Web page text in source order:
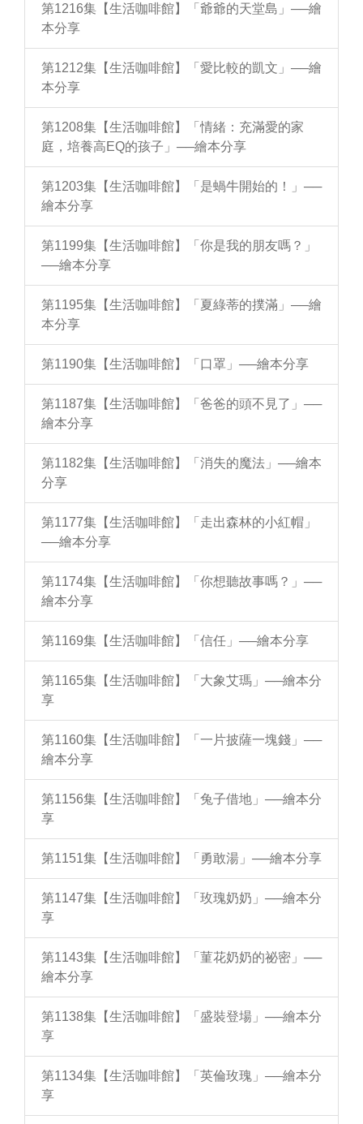
第1216集【生活咖啡館】「爺爺的天堂島」──繪
本分享
第1212集【生活咖啡館】「愛比較的凱文」──繪
本分享
第1208集【生活咖啡館】「情緒：充滿愛的家
庭，培養高EQ的孩子」──繪本分享
第1203集【生活咖啡館】「是蝸牛開始的！」──
繪本分享
第1199集【生活咖啡館】「你是我的朋友嗎？」
──繪本分享
第1195集【生活咖啡館】「夏綠蒂的撲滿」──繪
本分享
第1190集【生活咖啡館】「口罩」──繪本分享
第1187集【生活咖啡館】「爸爸的頭不見了」──
繪本分享
第1182集【生活咖啡館】「消失的魔法」──繪本
分享
第1177集【生活咖啡館】「走出森林的小紅帽」
──繪本分享
第1174集【生活咖啡館】「你想聽故事嗎？」──
繪本分享
第1169集【生活咖啡館】「信任」──繪本分享
第1165集【生活咖啡館】「大象艾瑪」──繪本分
享
第1160集【生活咖啡館】「一片披薩一塊錢」──
繪本分享
第1156集【生活咖啡館】「兔子借地」──繪本分
享
第1151集【生活咖啡館】「勇敢湯」──繪本分享
第1147集【生活咖啡館】「玫瑰奶奶」──繪本分
享
第1143集【生活咖啡館】「菫花奶奶的祕密」──
繪本分享
第1138集【生活咖啡館】「盛裝登場」──繪本分
享
第1134集【生活咖啡館】「英倫玫瑰」──繪本分
享